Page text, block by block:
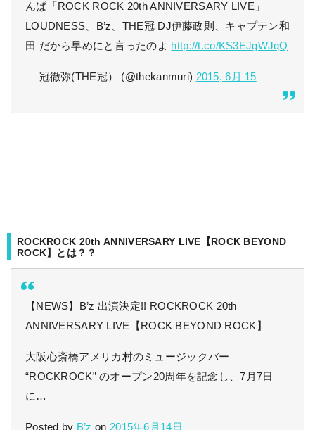
んば「ROCK ROCK 20th ANNIVERSARY LIVE」
LOUDNESS、B’z、THE冠 DJ伊藤政則、キャプテン和
田 だから早めにと言ったのよ http://t.co/KS3EJgWJqQ
— 冠徹弥(THE冠） (@thekanmuri) 2015, 6月 15
ROCKROCK 20th ANNIVERSARY LIVE【ROCK BEYOND
ROCK】とは？？
【NEWS】B’z 出演決定!! ROCKROCK 20th
ANNIVERSARY LIVE【ROCK BEYOND ROCK】
大阪心斎橋アメリカ村のミュージックバー
“ROCKROCK” のオープン20周年を記念し、7月7日
に…
Posted by B’z on 2015年6月14日